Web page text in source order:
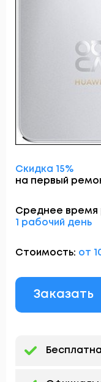
Скидка 15%
на первый
Среднее время
1 рабочий день
Стоимость: от
Заказать